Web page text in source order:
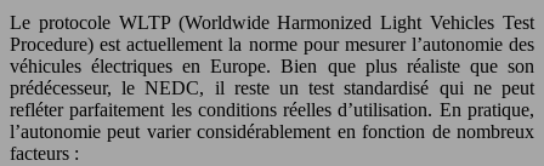
Le protocole WLTP (Worldwide Harmonized Light Vehicles Test
Procedure) est actuellement la norme pour mesurer l’autonomie des
véhicules électriques en Europe. Bien que plus réaliste que son
prédécesseur, le NEDC, il reste un test standardisé qui ne peut
refléter parfaitement les conditions réelles d’utilisation. En pratique,
l’autonomie peut varier considérablement en fonction de nombreux
facteurs :